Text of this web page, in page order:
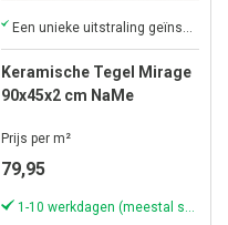
Keramische Tegel Mirage
90x45x2 cm NaMe
Prijs per m²
79,95
1-10 werkdagen (meestal sneller)